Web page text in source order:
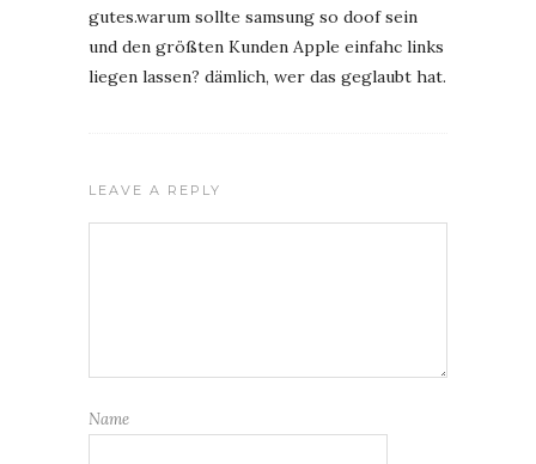
gutes.warum sollte samsung so doof sein
und den größten Kunden Apple einfahc links
liegen lassen? dämlich, wer das geglaubt hat.
LEAVE A REPLY
Name